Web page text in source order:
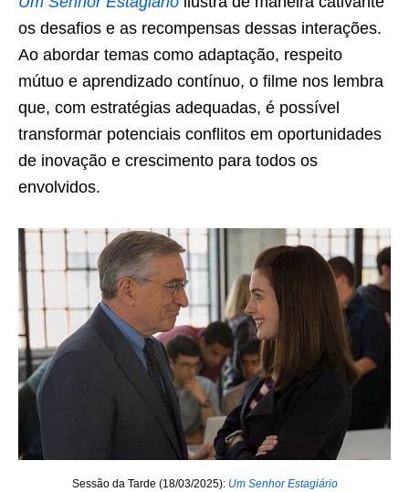
os desafios e as recompensas dessas interações.
Ao abordar temas como adaptação, respeito
mútuo e aprendizado contínuo, o filme nos lembra
que, com estratégias adequadas, é possível
transformar potenciais conflitos em oportunidades
de inovação e crescimento para todos os
envolvidos.
Sessão da Tarde (18/03/2025): Um Senhor Estagiário